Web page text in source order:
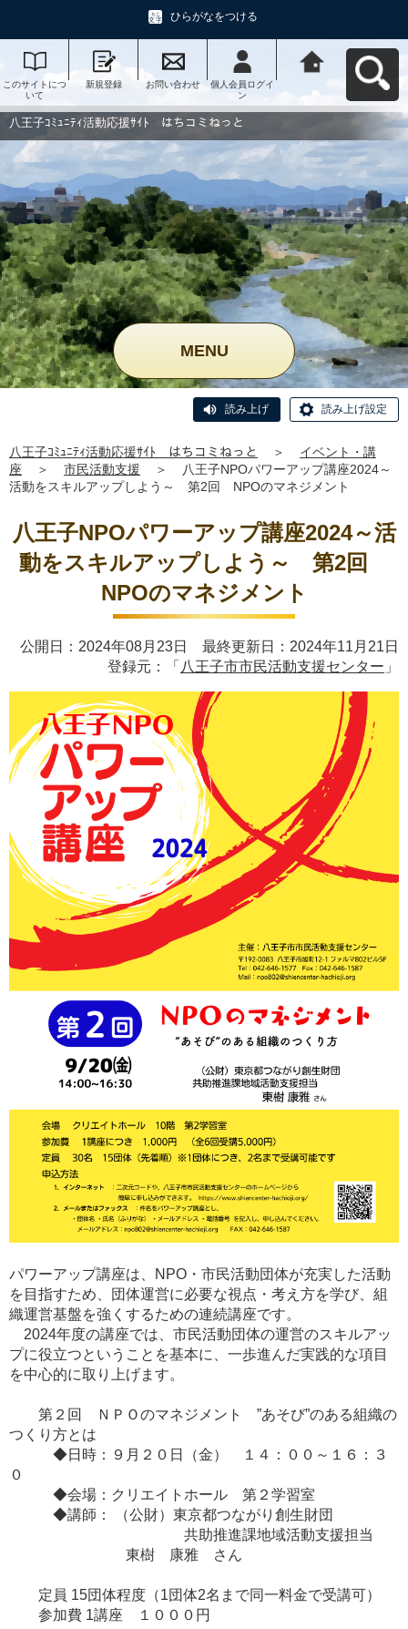
ひらがなをつける
このサイトにつ
いて
新規登録 お問い合わせ
個人会員ログイ
ン
動応援ｻｲﾄ はち
コミねっとへ戻
八王子ｺﾐｭﾆﾃｨ活動応援ｻｲﾄ はちコミねっと
MENU
読み上げ 読み上げ設定
八王子ｺﾐｭﾆﾃｨ活動応援ｻｲﾄ はちコミねっと ＞
イベント・講
座
＞ 市民活動支援 ＞
八王子NPOパワーアップ講座2024～
活動をスキルアップしよう～ 第2回 NPOのマネジメント
八王子NPOパワーアップ講座2024～活
動をスキルアップしよう～ 第2回
NPOのマネジメント
公開日：2024年08月23日 最終更新日：2024年11月21日
登録元：「 八王子市市民活動支援センター 」
パワーアップ講座は、NPO・市民活動団体が充実した活動
を目指すため、団体運営に必要な視点・考え方を学び、組
織運営基盤を強くするための連続講座です。
2024年度の講座では、市民活動団体の運営のスキルアッ
プに役立つということを基本に、一歩進んだ実践的な項目
を中心的に取り上げます。
第２回 ＮＰＯのマネジメント ”あそび”のある組織の
つくり方とは
◆日時：９月２０日（金） １４：００～１６：３
０
◆会場：クリエイトホール 第２学習室
◆講師： （公財）東京都つながり創生財団
共助推進課地域活動支援担当
東樹 康雅 さん
定員 15団体程度（1団体2名まで同一料金で受講可）
参加費 1講座 １０００円